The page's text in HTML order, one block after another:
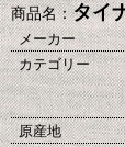
商品名：タイ
メーカー
カテゴリー
原産地